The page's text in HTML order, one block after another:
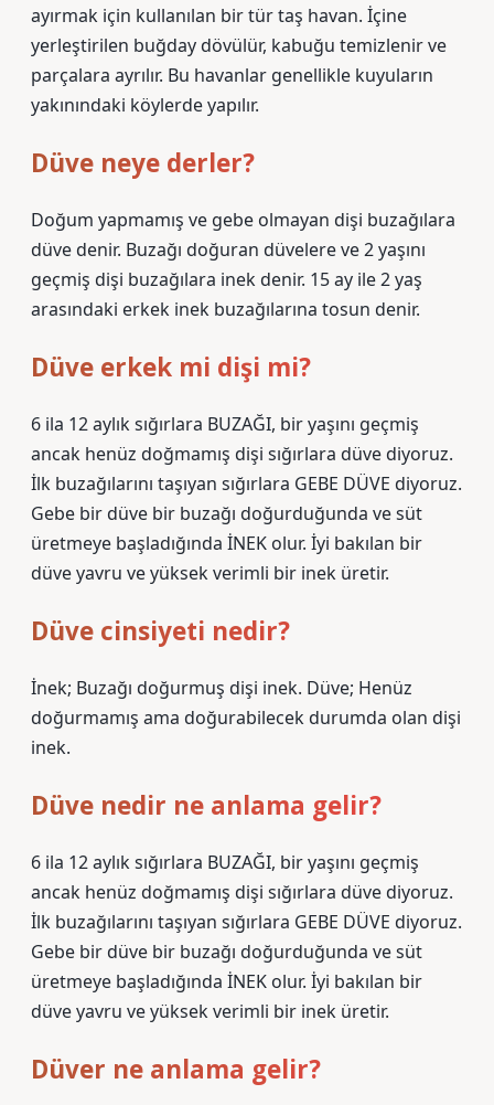
ayırmak için kullanılan bir tür taş havan. İçine
yerleştirilen buğday dövülür, kabuğu temizlenir ve
parçalara ayrılır. Bu havanlar genellikle kuyuların
yakınındaki köylerde yapılır.
Düve neye derler?
Doğum yapmamış ve gebe olmayan dişi buzağılara
düve denir. Buzağı doğuran düvelere ve 2 yaşını
geçmiş dişi buzağılara inek denir. 15 ay ile 2 yaş
arasındaki erkek inek buzağılarına tosun denir.
Düve erkek mi dişi mi?
6 ila 12 aylık sığırlara BUZAĞI, bir yaşını geçmiş
ancak henüz doğmamış dişi sığırlara düve diyoruz.
İlk buzağılarını taşıyan sığırlara GEBE DÜVE diyoruz.
Gebe bir düve bir buzağı doğurduğunda ve süt
üretmeye başladığında İNEK olur. İyi bakılan bir
düve yavru ve yüksek verimli bir inek üretir.
Düve cinsiyeti nedir?
İnek; Buzağı doğurmuş dişi inek. Düve; Henüz
doğurmamış ama doğurabilecek durumda olan dişi
inek.
Düve nedir ne anlama gelir?
6 ila 12 aylık sığırlara BUZAĞI, bir yaşını geçmiş
ancak henüz doğmamış dişi sığırlara düve diyoruz.
İlk buzağılarını taşıyan sığırlara GEBE DÜVE diyoruz.
Gebe bir düve bir buzağı doğurduğunda ve süt
üretmeye başladığında İNEK olur. İyi bakılan bir
düve yavru ve yüksek verimli bir inek üretir.
Düver ne anlama gelir?